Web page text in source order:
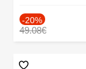
-20%
49.08€